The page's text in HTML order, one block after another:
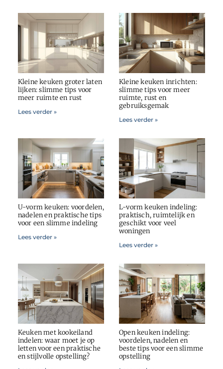
Kleine keuken groter laten
lijken: slimme tips voor
meer ruimte en rust
Lees verder »
Kleine keuken inrichten:
slimme tips voor meer
ruimte, rust en
gebruiksgemak
Lees verder »
U-vorm keuken: voordelen,
nadelen en praktische tips
voor een slimme indeling
Lees verder »
L-vorm keuken indeling:
praktisch, ruimtelijk en
geschikt voor veel
woningen
Lees verder »
Keuken met kookeiland
indelen: waar moet je op
letten voor een praktische
en stijlvolle opstelling?
Open keuken indeling:
voordelen, nadelen en
beste tips voor een slimme
opstelling